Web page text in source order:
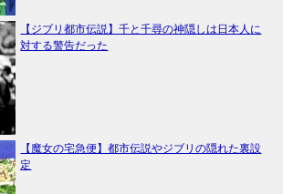
【ジブリ都市伝説】千と千尋の神隠しは日本人に
対する警告だった
【魔女の宅急便】都市伝説やジブリの隠れた裏設
定